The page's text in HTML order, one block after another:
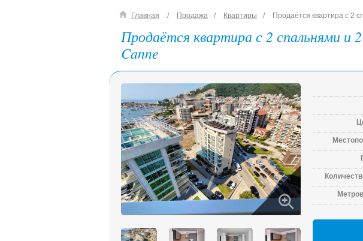
Главная Продажа Квартиры Продаётся квартира с 2
Продаётся квартира с 2 спальнями и
Canne